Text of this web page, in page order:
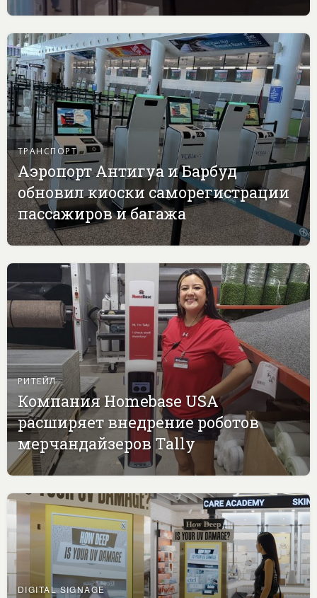
ТРАНСПОРТ
Аэропорт Антигуа и Барбуд
обновил киоски саморегистрации
пассажиров и багажа
РИТЕЙЛ
Компания Homebase USA
расширяет внедрение роботов
мерчандайзеров Tally
DIGITAL SIGNAGE